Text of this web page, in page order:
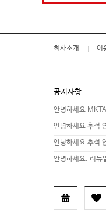
회사소개 이
공지사항
안녕하세요
안녕하세요 추석
안녕하세요 추석
안녕하세요. 리뉴